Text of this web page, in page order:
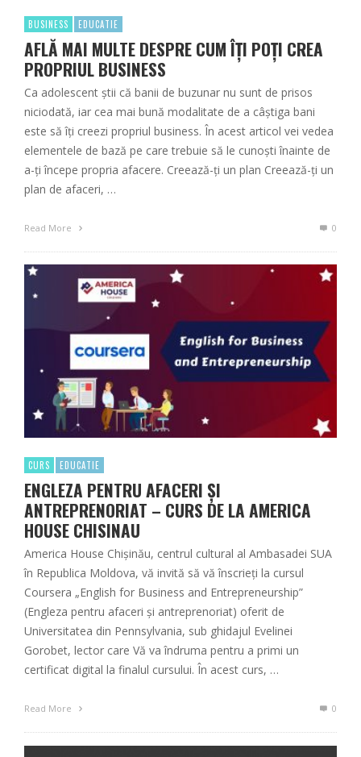
BUSINESS EDUCATIE
AFLĂ MAI MULTE DESPRE CUM ÎȚI POȚI CREA
PROPRIUL BUSINESS
Ca adolescent știi că banii de buzunar nu sunt de prisos
niciodată, iar cea mai bună modalitate de a câștiga bani
este să îți creezi propriul business. În acest articol vei vedea
elementele de bază pe care trebuie să le cunoști înainte de
a-ți începe propria afacere. Creează-ți un plan Creează-ți un
plan de afaceri, …
Read More 0
CURS EDUCATIE
ENGLEZA PENTRU AFACERI ȘI
ANTREPRENORIAT – CURS DE LA AMERICA
HOUSE CHISINAU
America House Chișinău, centrul cultural al Ambasadei SUA
în Republica Moldova, vă invită să vă înscrieți la cursul
Coursera „English for Business and Entrepreneurship”
(Engleza pentru afaceri și antreprenoriat) oferit de
Universitatea din Pennsylvania, sub ghidajul Evelinei
Gorobet, lector care Vă va îndruma pentru a primi un
certificat digital la finalul cursului. În acest curs, …
Read More 0